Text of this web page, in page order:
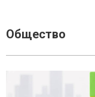
Общество